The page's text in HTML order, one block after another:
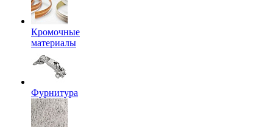
Кромочные
материалы
Фурнитура